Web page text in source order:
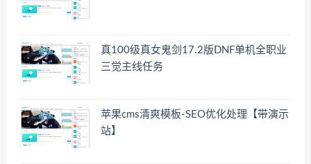
真100级真女鬼剑17.2版DNF单机全职业
三觉主线任务
苹果cms清爽模板-SEO优化处理【带演示
站】